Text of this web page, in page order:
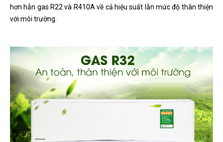
hơn hẳn gas R22 và R410A về cả hiệu suất lẫn mức độ thân thiện
với môi trường.